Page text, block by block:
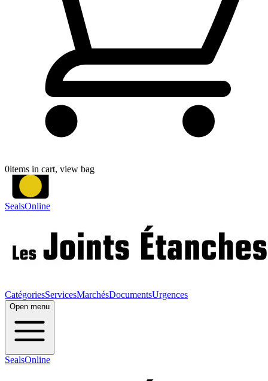
0items in cart, view bag
SealsOnline
CatégoriesServicesMarchésDocumentsUrgences
Open menu
SealsOnline